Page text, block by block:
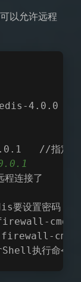
以允许远程
4.0.0
//指定此
连接了
要设置密码
firewall-
firewall-cmd
执行命令